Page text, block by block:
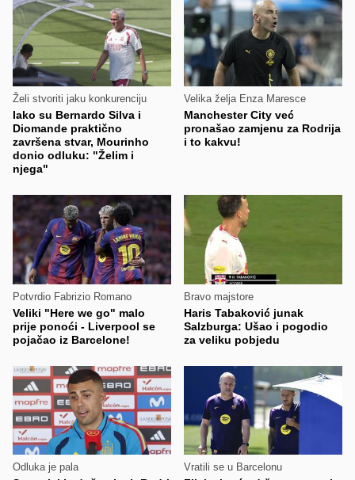
Želi stvoriti jaku konkurenciju
Iako su Bernardo Silva i
Diomande praktično
završena stvar, Mourinho
donio odluku: "Želim i
njega"
Velika želja Enza Maresce
Manchester City već
pronašao zamjenu za Rodrija
i to kakvu!
Potvrdio Fabrizio Romano
Veliki "Here we go" malo
prije ponoći - Liverpool se
pojačao iz Barcelone!
Bravo majstore
Haris Tabaković junak
Salzburga: Ušao i pogodio
za veliku pobjedu
Odluka je pala Vratili se u Barcelonu